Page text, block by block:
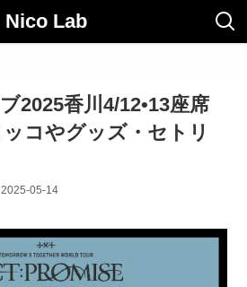
Nico Lab
2025香川4/12•13座席
コやグッズ・セトリ
2025-05-14